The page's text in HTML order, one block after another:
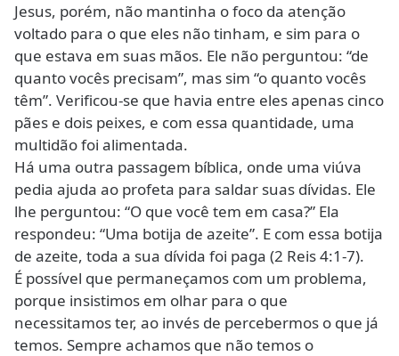
Jesus, porém, não mantinha o foco da atenção
voltado para o que eles não tinham, e sim para o
que estava em suas mãos. Ele não perguntou: “de
quanto vocês precisam”, mas sim “o quanto vocês
têm”. Verificou-se que havia entre eles apenas cinco
pães e dois peixes, e com essa quantidade, uma
multidão foi alimentada.
Há uma outra passagem bíblica, onde uma viúva
pedia ajuda ao profeta para saldar suas dívidas. Ele
lhe perguntou: “O que você tem em casa?” Ela
respondeu: “Uma botija de azeite”. E com essa botija
de azeite, toda a sua dívida foi paga (2 Reis 4:1-7).
É possível que permaneçamos com um problema,
porque insistimos em olhar para o que
necessitamos ter, ao invés de percebermos o que já
temos. Sempre achamos que não temos o